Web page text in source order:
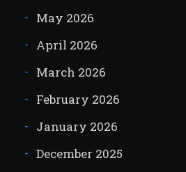
May 2026
April 2026
March 2026
February 2026
January 2026
December 2025